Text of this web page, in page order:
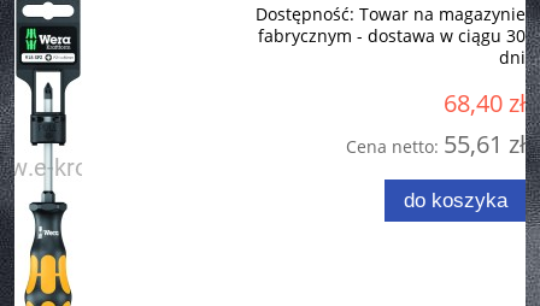
Dostępność: Towar na magazynie
fabrycznym - dostawa w ciągu 30
dni
68,40 zł
Cena netto: 55,61 zł
do koszyka